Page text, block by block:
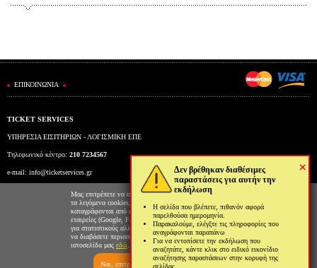
×
Δεν βρέθηκαν διαθέσιμες
παραστάσεις για αυτήν την
εκδήλωση
Η σελίδα που βλέπετε, πιθανόν αφορά
παρελθούσα ημερομηνία.
Παρακαλούμε, ελέγξτε τις πληροφορίες που
αναγράφονται παραπάνω
Για να εντοπίσετε την εκδήλωση που
αναζητάτε, κάντε κλικ στο ειδικό εικονίδιο
αναζήτησης παραστάσεων στην κορυφή της
σελίδας
ΕΠΙΚΟΙΝΩΝΙΑ
TICKET SERVICES
ΥΠΗΡΕΣΙΑ ΕΙΣΙΤΗΡΙΩΝ - ΛΟΓΙΣΜΙΚΗ ΕΠΕ
Τηλεφωνικό κέντρο: 210 7234567
e-mail: info@ticketservices.gr
Εκδοτήριο: Πανεπιστημίου 39 (Στοά Πεσμαζόγλου), Αθήνα
Ώρες λειτουργίας εκδοτηρίου: Δευ-Παρ: 9πμ-5μμ
Μας επιτρέπετε να αποθηκεύουμε στον φυλλομετρητή σας
τα λεγόμενα cookies; Με αυτόν τον τρόπο θα
καταγράφονται από εμάς και τρίτες συνεργαζόμενες
εταιρείες (Google, Facebook κτλ) στοιχεία επισκεψιμότητας
για στατιστικούς αλλά και διαφημιστικούς λόγους. Μπορείτε
να διαβάσετε περισσότερα για την χρήση cookies από την
ιστοσελίδα μας εδώ
Ναι, επιτρέπω Όχι, δεν επιτρέπω